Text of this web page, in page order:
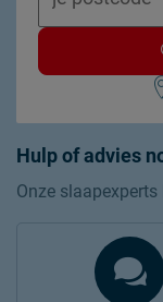
Hulp of advies
Onze